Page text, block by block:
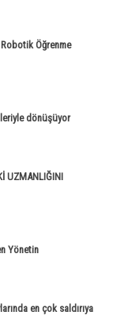
Öğrenme
dönüşüyor
UZMANLIĞINI
Yönetin
en çok saldırıya